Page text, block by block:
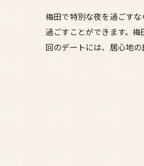
梅田で特別な夜を過ごす
過ごすことができます。
回のデートには、居心地